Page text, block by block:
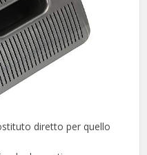
diretto per quello